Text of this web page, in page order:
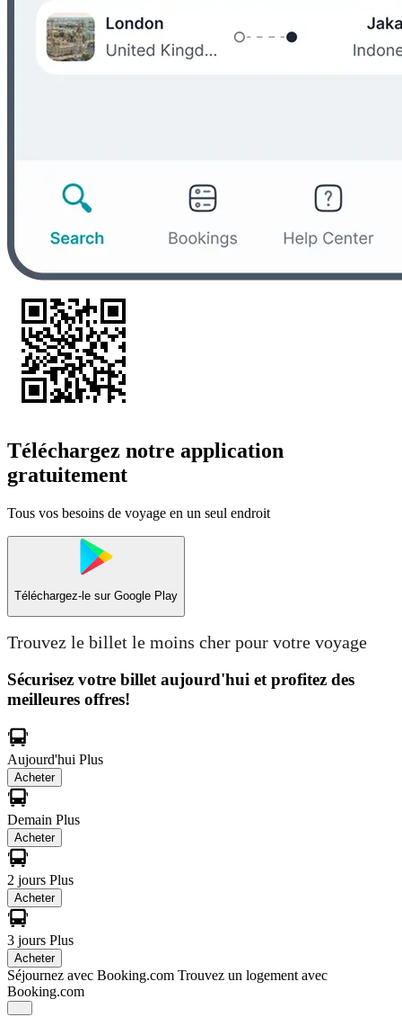
Téléchargez notre application
gratuitement
Tous vos besoins de voyage en un seul endroit
Téléchargez-le sur Google Play
Trouvez le billet le moins cher pour votre voyage
Sécurisez votre billet aujourd'hui et profitez des
meilleures offres!
Aujourd'hui Plus
Acheter
Demain Plus
Acheter
2 jours Plus
Acheter
3 jours Plus
Acheter
Séjournez avec Booking.com Trouvez un logement avec
Booking.com